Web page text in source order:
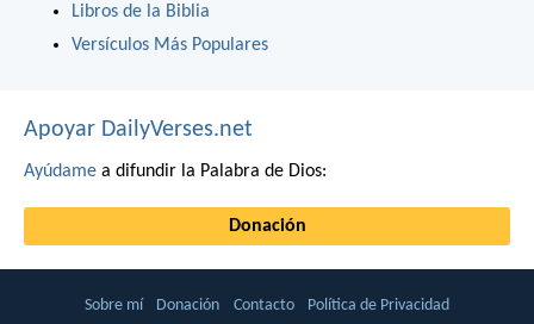
Libros de la Biblia
Versículos Más Populares
Apoyar DailyVerses.net
Ayúdame a difundir la Palabra de Dios:
Donación
Sobre mí Donación Contacto Política de Privacidad